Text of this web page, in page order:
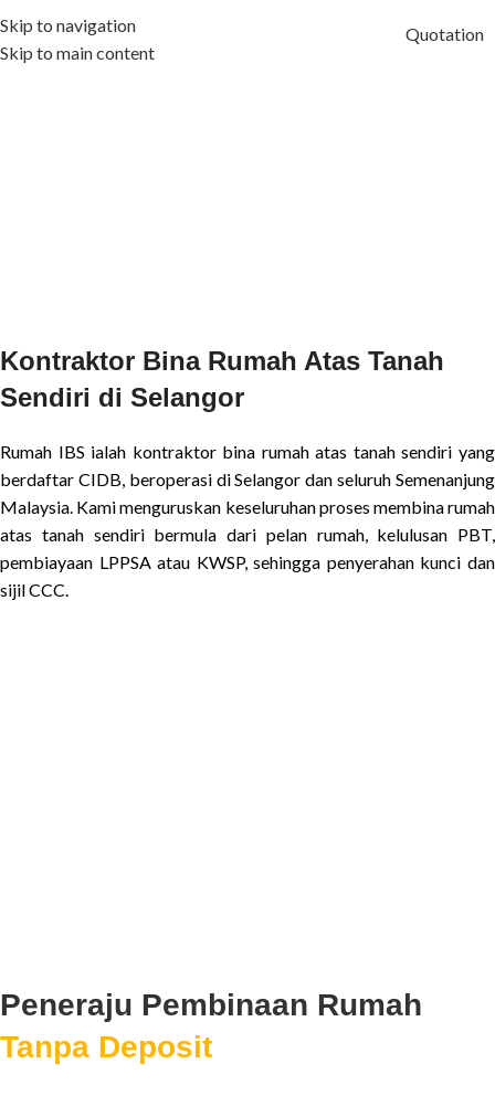
Skip to navigation
Skip to main content
Quotation
Kontraktor Bina Rumah Atas Tanah
Sendiri di Selangor
Rumah IBS ialah kontraktor bina rumah atas tanah sendiri yang
berdaftar CIDB, beroperasi di Selangor dan seluruh Semenanjung
Malaysia. Kami menguruskan keseluruhan proses membina rumah
atas tanah sendiri bermula dari pelan rumah, kelulusan PBT,
pembiayaan LPPSA atau KWSP, sehingga penyerahan kunci dan
sijil CCC.
Peneraju Pembinaan Rumah
Tanpa Deposit